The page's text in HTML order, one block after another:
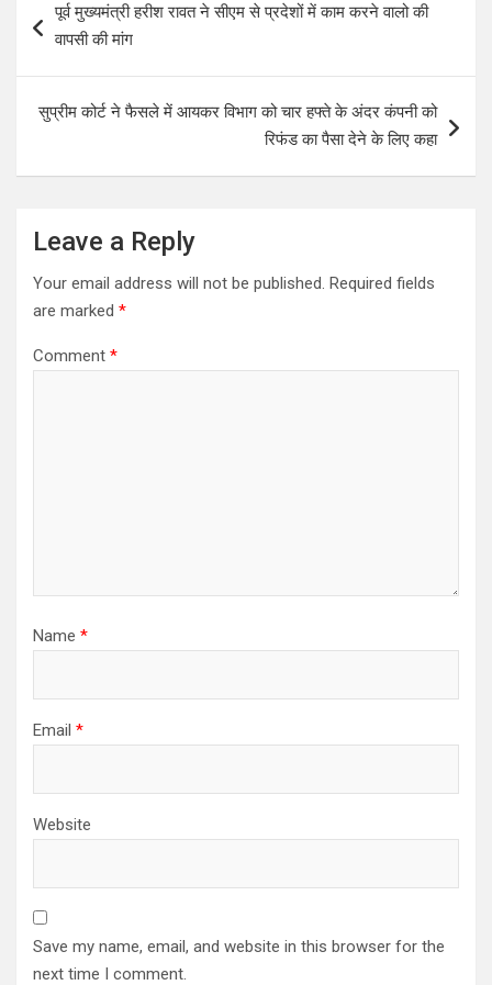
navigation
पूर्व मुख्यमंत्री हरीश रावत ने सीएम से प्रदेशों में काम करने वालो की
वापसी की मांग
सुप्रीम कोर्ट ने फैसले में आयकर विभाग को चार हफ्ते के अंदर कंपनी को
रिफंड का पैसा देने के लिए कहा
Leave a Reply
Your email address will not be published. Required fields
are marked *
Comment *
Name *
Email *
Website
Save my name, email, and website in this browser for the
next time I comment.